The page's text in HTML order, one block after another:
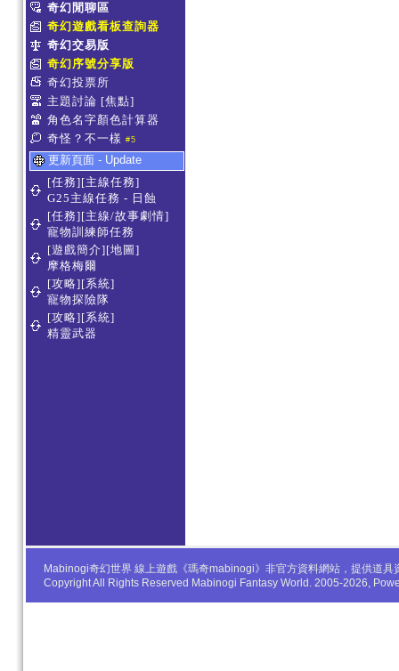
奇幻閒聊區
奇幻遊戲看板查詢器
奇幻交易版
奇幻序號分享版
奇幻投票所
主題討論 [焦點]
角色名字顏色計算器
奇怪？不一樣 #5
更新頁面 - Update
[任務][主線任務]
G25主線任務 - 日蝕
[任務][主線/故事劇情]
寵物訓練師任務
[遊戲簡介][地圖]
摩格梅爾
[攻略][系統]
寵物探險隊
[攻略][系統]
精靈武器
Mabinogi奇幻世界 線上遊戲《瑪奇mabinogi》非官方資料網站，提供道
Copyright All Rights Reserved Mabinogi Fantasy World. 2005-2026,